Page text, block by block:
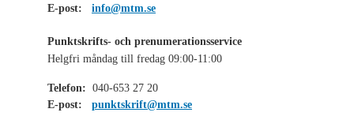
E-post:
info@mtm.se
Punktskrifts- och prenumerationsservice
Helgfri måndag till fredag 09:00-11:00
Telefon: 040-653 27 20
E-post:
punktskrift@mtm.se